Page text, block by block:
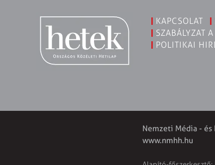
KAPCSOLAT
SZABÁLYZAT
POLITIKAI
Nemzeti Média -
www.nmhh.hu